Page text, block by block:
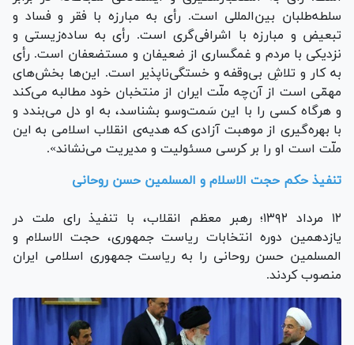
سلطه‌طلبان بین‌المللی است. رأی به مبارزه با فقر و فساد و
تبعیض و مبارزه با اشرافی‌گری است. رأی به ساده‌زیستی و
نزدیکی با مردم و غمگساری از ضعیفان و مستضعفان است. رأی
به کار و تلاشِ بی‌وقفه و خستگی‌ناپذیر است. این‌ها بخش‌های
مهمّی است از آن‌چه ملّت ایران از منتخبان خود مطالبه می‌کند
و هرگاه کسی را با این سَمت‌وسو بشناسد، به او دل می‌بندد و
با بهره‌گیری از موهبت آزادی که هدیه‌ی انقلاب اسلامی به این
ملّت است او را بر کرسی مسئولیت و مدیریت می‌نشاند».
تنفیذ حکم حجت الاسلام و المسلمین حسن روحانی
۱۲ مرداد ۱۳۹۲؛ رهبر معظم انقلاب، با تنفیذ رای ملت در
یازدهمین دوره انتخابات ریاست جمهوری، حجت الاسلام و
المسلمین حسن روحانی را به ریاست جمهوری اسلامی ایران
منصوب کردند.